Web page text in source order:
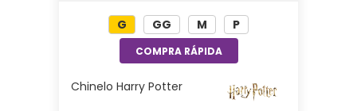
Chinelo Harry Potter
G GG M P